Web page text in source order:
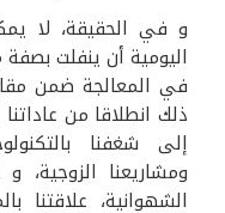
و في الحقيقة، لا
اليومية أن ينفلت
في المعالجة ضمن
ذلك انطلاقا من
إلى شغفنا
ومشاريعنا الزوجية،
الشهوانية، علاقتنا